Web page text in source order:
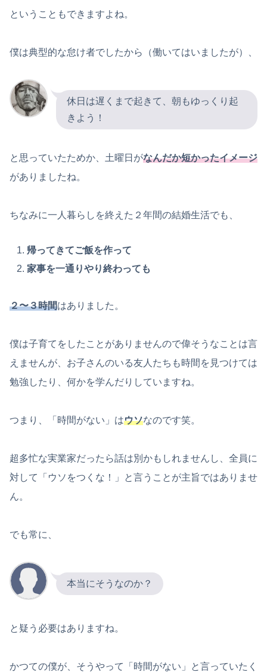
ということもできますよね。
僕は典型的な怠け者でしたから（働いてはいましたが）、
休日は遅くまで起きて、朝もゆっくり起
きよう！
と思っていたためか、土曜日がなんだか短かったイメージ
がありましたね。
ちなみに一人暮らしを終えた２年間の結婚生活でも、
帰ってきてご飯を作って
家事を一通りやり終わっても
２〜３時間はありました。
僕は子育てをしたことがありませんので偉そうなことは言
えませんが、お子さんのいる友人たちも時間を見つけては
勉強したり、何かを学んだりしていますね。
つまり、「時間がない」はウソなのです笑。
超多忙な実業家だったら話は別かもしれませんし、全員に
対して「ウソをつくな！」と言うことが主旨ではありませ
ん。
でも常に、
本当にそうなのか？
と疑う必要はありますね。
かつての僕が、そうやって「時間がない」と言っていたく